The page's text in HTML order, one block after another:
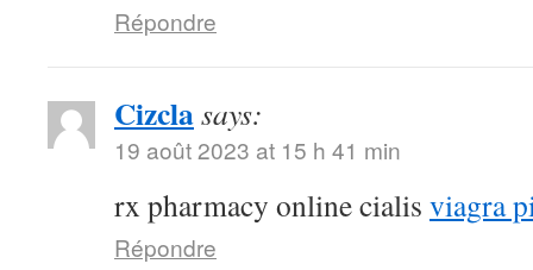
Répondre
Cizclasays:
19 août 2023 at 15 h 41 min
rx pharmacy online cialis viagra
Répondre